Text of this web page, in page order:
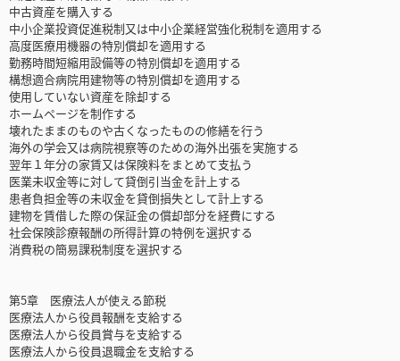
中古資産を購入する
中小企業投資促進税制又は中小企業経営強化税制を適用する
高度医療用機器の特別償却を適用する
勤務時間短縮用設備等の特別償却を適用する
構想適合病院用建物等の特別償却を適用する
使用していない資産を除却する
ホームページを制作する
壊れたままのものや古くなったものの修繕を行う
海外の学会又は病院視察等のための海外出張を実施する
翌年１年分の家賃又は保険料をまとめて支払う
医業未収金等に対して貸倒引当金を計上する
患者負担金等の未収金を貸倒損失として計上する
建物を賃借した際の保証金の償却部分を経費にする
社会保険診療報酬の所得計算の特例を選択する
消費税の簡易課税制度を選択する
第5章 医療法人が使える節税
医療法人から役員報酬を支給する
医療法人から役員賞与を支給する
医療法人から役員退職金を支給する